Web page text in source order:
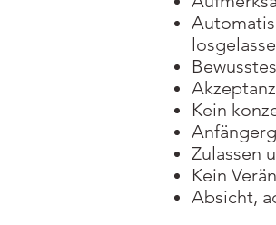
Kein
Zulassen
Kein
Absicht,